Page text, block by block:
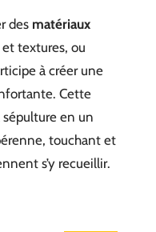
des matériaux
et textures, ou
à créer une
Cette
en un
touchant et
s’y recueillir.